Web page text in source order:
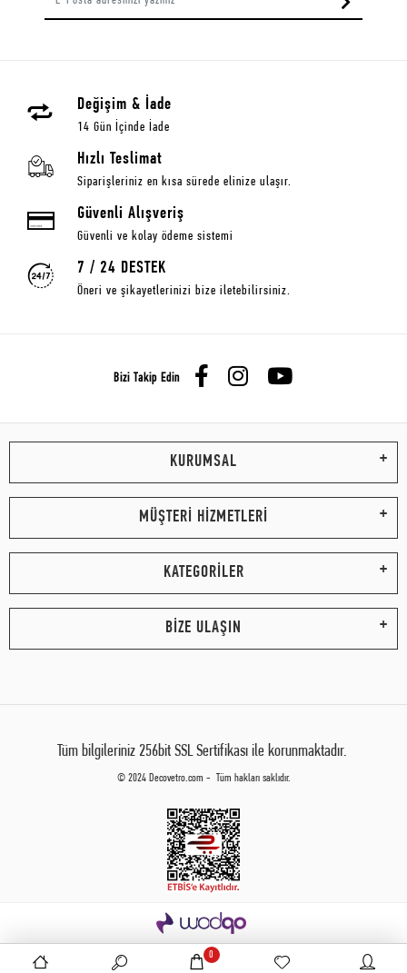
Değişim & İade
14 Gün İçinde İade
Hızlı Teslimat
Siparişleriniz en kısa sürede elinize ulaşır.
Güvenli Alışveriş
Güvenli ve kolay ödeme sistemi
7 / 24 DESTEK
Öneri ve şikayetlerinizi bize iletebilirsiniz.
Bizi Takip Edin
KURUMSAL
MÜŞTERİ HİZMETLERİ
KATEGORİLER
BİZE ULAŞIN
Tüm bilgileriniz 256bit SSL Sertifikası ile korunmaktadır.
© 2024 Decovetro.com - Tüm hakları saklıdır.
0